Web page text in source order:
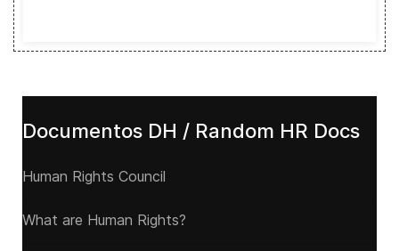
Documentos DH / Random HR Docs
Human Rights Council
What are Human Rights?